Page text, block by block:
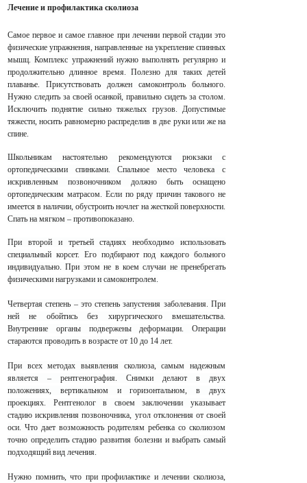
Лечение и профилактика сколиоза
Самое первое и самое главное при лечении первой стадии это
физические упражнения, направленные на укрепление спинных
мышц. Комплекс упражнений нужно выполнять регулярно и
продолжительно длинное время. Полезно для таких детей
плаванье. Присутствовать должен самоконтроль больного.
Нужно следить за своей осанкой, правильно сидеть за столом.
Исключить поднятие сильно тяжелых грузов. Допустимые
тяжести, носить равномерно распределив в две руки или же на
спине.
Школьникам настоятельно рекомендуются рюкзаки с
ортопедическими спинками. Спальное место человека с
искривленным позвоночником должно быть оснащено
ортопедическим матрасом. Если по ряду причин такового не
имеется в наличии, обустроить ночлег на жесткой поверхности.
Спать на мягком – противопоказано.
При второй и третьей стадиях необходимо использовать
специальный корсет. Его подбирают под каждого больного
индивидуально. При этом не в коем случаи не пренебрегать
физическими нагрузками и самоконтролем.
Четвертая степень – это степень запустения заболевания. При
ней не обойтись без хирургического вмешательства.
Внутренние органы подвержены деформации. Операции
стараются проводить в возрасте от 10 до 14 лет.
При всех методах выявления сколиоза, самым надежным
является – рентгенография. Снимки делают в двух
положениях, вертикальном и горизонтальном, в двух
проекциях. Рентгенолог в своем заключении указывает
стадию искривления позвоночника, угол отклонения от своей
оси. Что дает возможность родителям ребенка со сколиозом
точно определить стадию развития болезни и выбрать самый
подходящий вид лечения.
Нужно помнить, что при профилактике и лечении сколиоза,